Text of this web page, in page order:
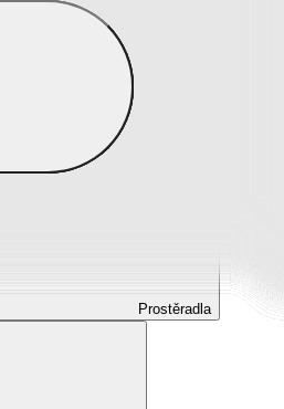
Prostěradla